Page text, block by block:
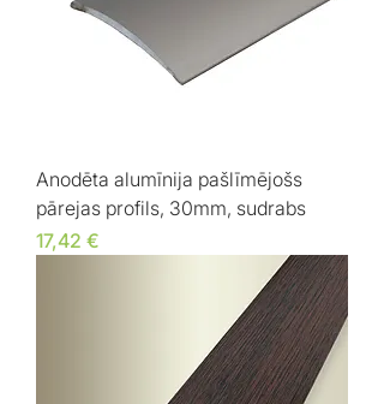
Anodēta alumīnija pašlīmējošs
pārejas profils, 30mm, sudrabs
Cena
17,42 €